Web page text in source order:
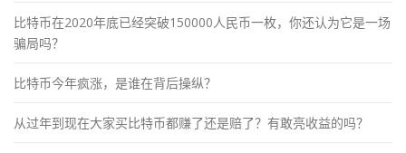
比特币在2020年底已经突破150000人民币一枚，你还认为它是一场
骗局吗？
比特币今年疯涨，是谁在背后操纵？
从过年到现在大家买比特币都赚了还是赔了？有敢亮收益的吗？